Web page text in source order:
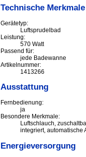
Technische Merkmale
Gerätetyp:
Luftsprudelbad
Leistung:
570 Watt
Passend für:
jede Badewanne
Artikelnummer:
1413266
Ausstattung
Fernbedienung:
ja
Besondere Merkmale:
Luftschlauch,
integriert, automatische
Energieversorgung